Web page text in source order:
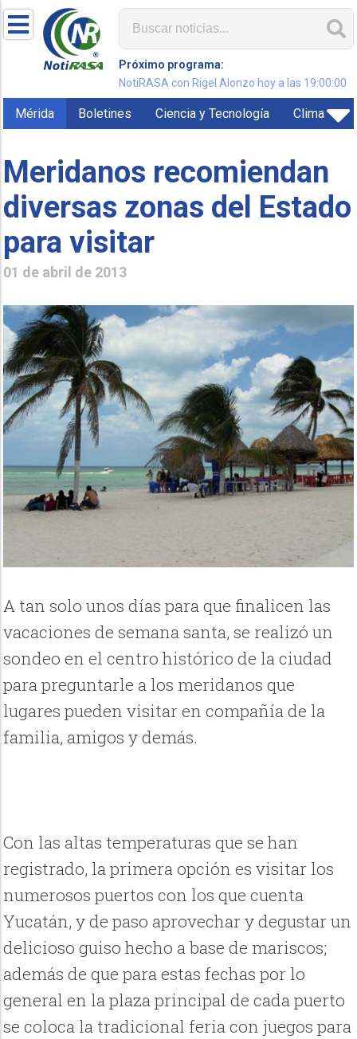
Próximo programa:
NotiRASA con Rigel Alonzo hoy a las 19:00:00
Mérida Boletines Ciencia y Tecnología Clima
Meridanos recomiendan
diversas zonas del Estado
para visitar
01 de abril de 2013
A tan solo unos días para que finalicen las
vacaciones de semana santa, se realizó un
sondeo en el centro histórico de la ciudad
para preguntarle a los meridanos que
lugares pueden visitar en compañía de la
familia, amigos y demás.
Con las altas temperaturas que se han
registrado, la primera opción es visitar los
numerosos puertos con los que cuenta
Yucatán, y de paso aprovechar y degustar un
delicioso guiso hecho a base de mariscos;
además de que para estas fechas por lo
general en la plaza principal de cada puerto
se coloca la tradicional feria con juegos para